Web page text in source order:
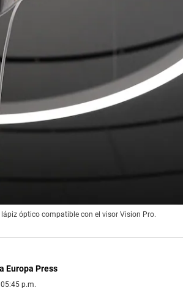
óptico compatible con el visor Vision Pro.
Europa Press
p.m.